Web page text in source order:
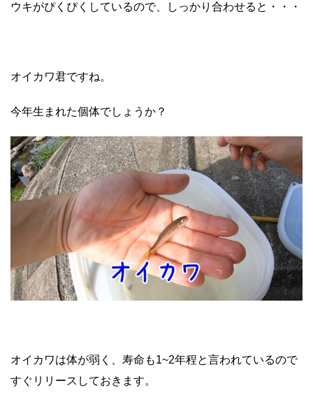
ウキがぴくぴくしているので、しっかり合わせると・・・
オイカワ君ですね。
今年生まれた個体でしょうか？
オイカワは体が弱く、寿命も1~2年程と言われているので
すぐリリースしておきます。